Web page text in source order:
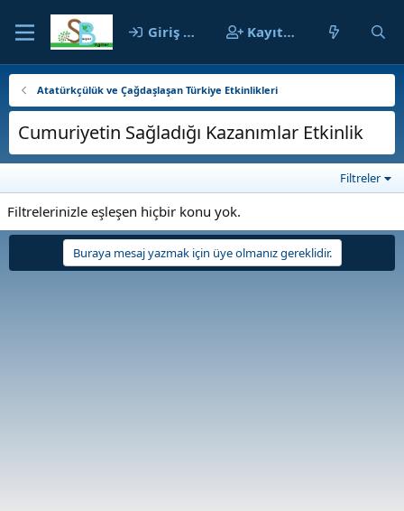
Giriş yap Kayıt ol
Atatürkçülük ve Çağdaşlaşan Türkiye Etkinlikleri
Cumuriyetin Sağladığı Kazanımlar Etkinlik
Filtreler
Filtrelerinizle eşleşen hiçbir konu yok.
Buraya mesaj yazmak için üye olmanız gereklidir.